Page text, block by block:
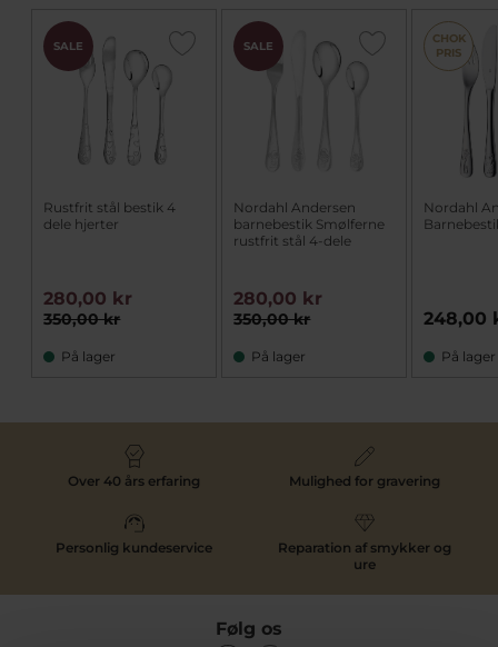
SALE
Rustfrit stål bestik 4
dele hjerter
350,00 kr
280,00 kr
På lager
SALE
Nordahl Andersen
barnebestik Smølferne
rustfrit stål 4-dele
350,00 kr
280,00 kr
På lager
CHOK
PRIS
Nordahl
248,00
På lager
Over 40 års erfaring Mulighed for gravering
Personlig kundeservice
Reparation af smykker og
ure
Følg os